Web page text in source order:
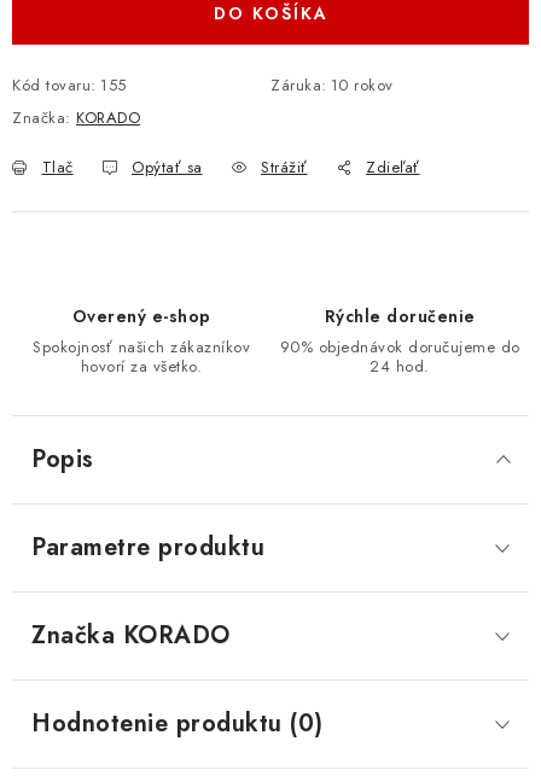
DO KOŠÍKA
Kód tovaru: 155 Záruka: 10 rokov
Značka: KORADO
Tlač Opýtať sa Strážiť Zdieľať
Overený e-shop
Spokojnosť našich zákazníkov
hovorí za všetko.
Rýchle doručenie
90% objednávok doručujeme do
24 hod.
Popis
Parametre produktu
Značka KORADO
Hodnotenie produktu (0)